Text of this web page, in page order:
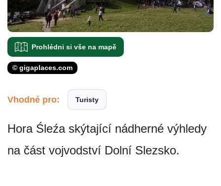
Prohlédni si vše na mapě
© gigaplaces.com
Vhodné pro: Turisty
Hora Śleźa skýtající nádherné výhledy
na část vojvodství Dolní Slezsko.